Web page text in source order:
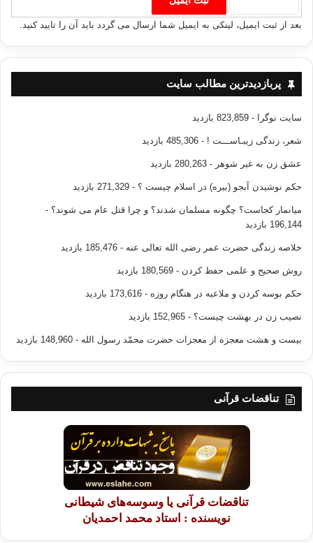
بعد از ثبت ایمیل، لینکی به ایمیل شما ارسال می گردد باید آن را تایید کنید.
پربازدیدترین مطالب سایت
سایت نوگرا - 823,859 بازدید
شعر، زندگی زیبـاســـت ! - 485,306 بازدید
عشق زن به غیر شوهر - 280,263 بازدید
حکم نوشیدن آبجو (بیره) در اسلام چیست ؟ - 271,329 بازدید
میانمار کجاست؟ چگونه مسلمان شدند؟ و چرا قتل عام می شوند؟ -
196,144 بازدید
خلاصه زندگی حضرت عمر رضی الله تعالی عنه - 185,476 بازدید
روش صحیح و علمی حفظ کردن - 180,569 بازدید
حکم بوسه کردن و ملاعبه در هنگام روزه - 173,616 بازدید
نصیب زن در بهشت چیست؟ - 152,965 بازدید
بیست و هشت معجزه از معجزات حضرت محمّد رسول الله - 148,960 بازدید
تناقضات قرآنی
تناقضات قرآنی یا وسوسه‌های شیطانی
نویسنده : استاد محمد احمدیان